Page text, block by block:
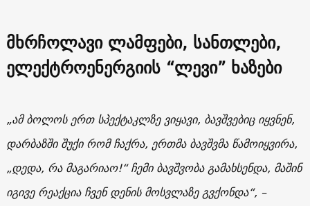
მხრჩოლავი ლამფები, სანთლები,
ელექტროენერგიის “ლევი” ხაზები
„ამ ბოლოს ერთ სპექტაკლზე ვიყავი, ბავშვებიც იყვნენ,
დარბაზში შუქი რომ ჩაქრა, ერთმა ბავშვმა წამოიყვირა,
„დედა, რა მაგარიაო!“ ჩემი ბავშვობა გამახსენდა, მაშინ
იგივე რეაქცია ჩვენ დენის მოსვლაზე გვქონდა“, –